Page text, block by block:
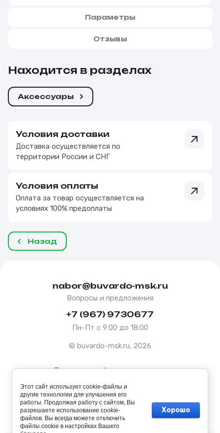
Параметры
Отзывы
Находится в разделах
Аксессуары
Условия доставки
Доставка осуществляется по
территории России и СНГ
Условия оплаты
Оплата за товар осуществляется на
условиях 100% предоплаты
Назад
nabor@buvardo-msk.ru
Вопросы и предложения
+7 (967) 9730677
Пн-Пт с 9:00 до 18:00
© buvardo-msk.ru, 2026
Политика конфиденциальности
Оферта
Этот сайт использует cookie-файлы и
другие технологии для улучшения его
работы. Продолжая работу с сайтом, Вы
разрешаете использование cookie-
файлов. Вы всегда можете отключить
файлы cookie в настройках Вашего
Хорошо